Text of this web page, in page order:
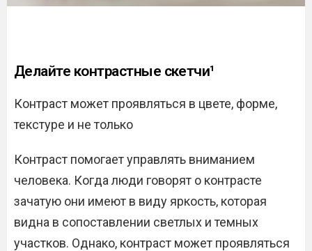
Делайте контрастные скетчи¹
Контраст может проявляться в цвете, форме,
текстуре и не только
Контраст помогает управлять вниманием
человека. Когда люди говорят о контрасте
зачатую они имеют в виду яркость, которая
видна в сопоставлении светлых и темных
участков. Однако, контраст может проявляться